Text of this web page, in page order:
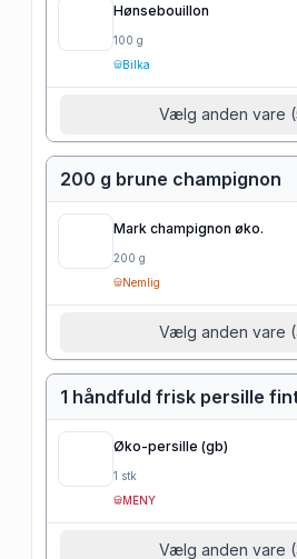
Hønsebouillon
100 g
Bilka
Vælg anden vare
200 g brune champignon
Mark champignon øko.
200 g
Nemlig
Vælg anden vare
1 håndfuld frisk persille
Øko-persille (gb)
1 stk
MENY
Vælg anden vare